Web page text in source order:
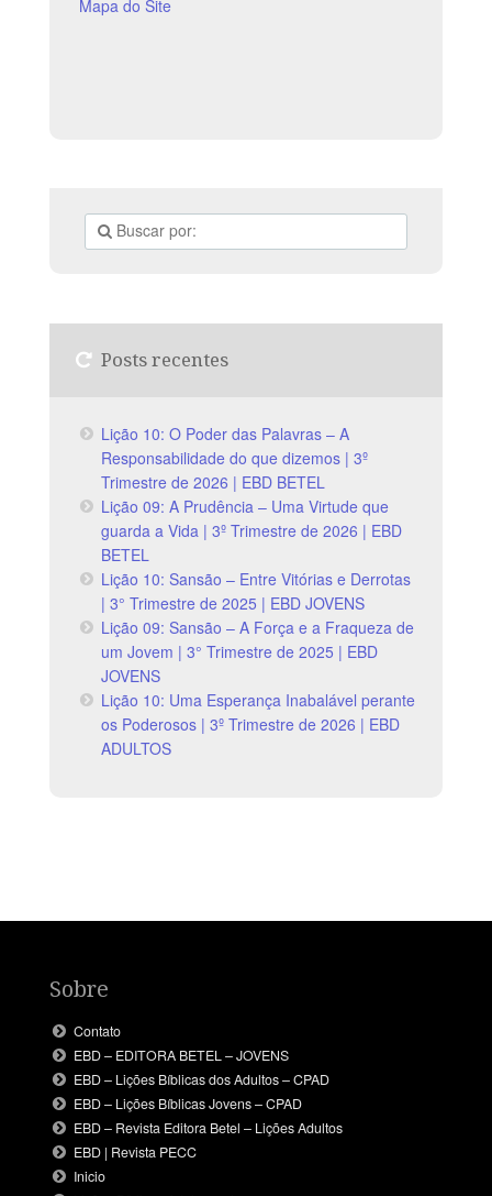
Mapa do Site
Posts recentes
Lição 10: O Poder das Palavras – A
Responsabilidade do que dizemos | 3º
Trimestre de 2026 | EBD BETEL
Lição 09: A Prudência – Uma Virtude que
guarda a Vida | 3º Trimestre de 2026 | EBD
BETEL
Lição 10: Sansão – Entre Vitórias e Derrotas
| 3° Trimestre de 2025 | EBD JOVENS
Lição 09: Sansão – A Força e a Fraqueza de
um Jovem | 3° Trimestre de 2025 | EBD
JOVENS
Lição 10: Uma Esperança Inabalável perante
os Poderosos | 3º Trimestre de 2026 | EBD
ADULTOS
Sobre
Contato
EBD – EDITORA BETEL – JOVENS
EBD – Lições Bíblicas dos Adultos – CPAD
EBD – Lições Bíblicas Jovens – CPAD
EBD – Revista Editora Betel – Lições Adultos
EBD | Revista PECC
Inicio